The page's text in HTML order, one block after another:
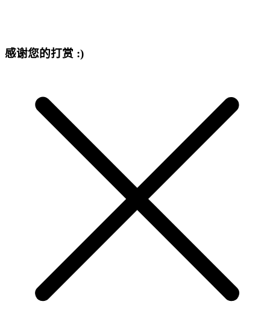
感谢您的打赏 :)